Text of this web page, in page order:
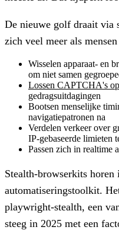
De nieuwe golf draait via
zich veel meer als
Wisselen apparaat- en
om niet samen
Lossen CAPTCHA's op
gedragsuitdagingen
Bootsen menselijke
navigatiepatronen na
Verdelen verkeer over
IP-gebaseerde limieten
Passen zich in realtime
Stealth-browserkits
automatiseringstoolkit.
playwright-stealth, een
steeg in 2025 met een